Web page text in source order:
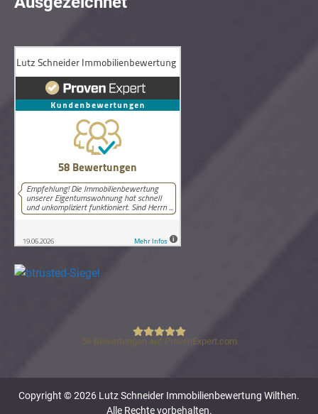
Lutz Schneider Immobilienbewertung
58 Bewertungen auf ProvenExpert.com
Copyright © 2026 Lutz Schneider Immobilienbewertung Wilthen.
Alle Rechte vorbehalten.